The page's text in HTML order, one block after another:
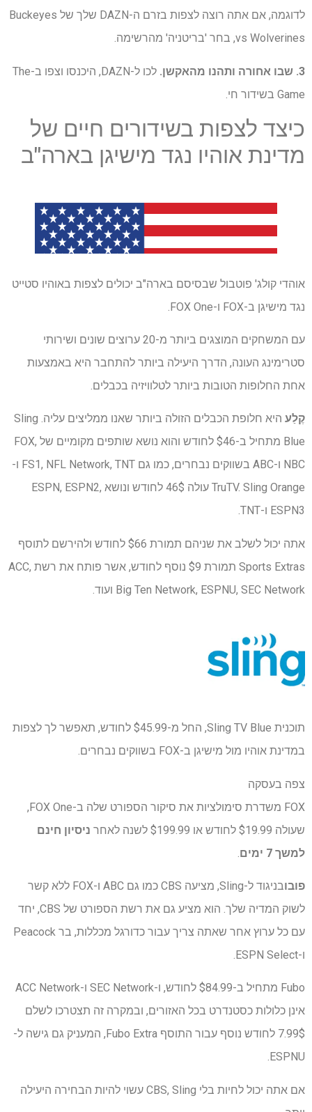
לדוגמה, אם אתה רוצה לצפות בזרם ה-DAZN שלך של Buckeyes
vs Wolverines, בחר 'בריטניה' מהרשימה.
3. שבו אחורה ותהנו מהאקשן.
לכו ל-DAZN, היכנסו וצפו ב-The
Game בשידור חי.
כיצד לצפות בשידורים חיים של
מדינת אוהיו נגד מישיגן בארה"ב
אוהדי קולג' פוטבול שבסיסם בארה"ב יכולים לצפות באוהיו סטייט
נגד מישיגן ב-FOX ו-FOX One.
עם המשחקים המוצגים ביותר מ-20 ערוצים שונים ושירותי
סטרימינג העונה, הדרך היעילה ביותר להתחבר היא באמצעות
אחת החלופות הטובות ביותר לטלוויזיה בכבלים.
קֶלַע
היא חלופת הכבלים הזולה ביותר שאנו ממליצים עליה. Sling
Blue מתחיל ב-$46 לחודש והוא נושא שותפים מקומיים של FOX,
NBC ו-ABC בשווקים נבחרים, כמו גם FS1, NFL Network, TNT ו-
TruTV. Sling Orange עולה 46$ לחודש ונושא ESPN, ESPN2,
ESPN3 ו-TNT.
אתה יכול לשלב את שניהם תמורת $66 לחודש ולהירשם לתוסף
Sports Extras תמורת $9 נוסף לחודש, אשר פותח את רשת ACC,
Big Ten Network, ESPNU, SEC Network ועוד.
תוכנית Sling TV Blue, החל מ-$45.99 לחודש, תאפשר לך לצפות
במדינת אוהיו מול מישיגן ב-FOX בשווקים נבחרים.
צפה בעסקה
FOX משדרת סימולציות את סיקור הספורט שלה ב-FOX One,
שעולה $19.99 לחודש או $199.99 לשנה לאחר
ניסיון חינם
למשך 7 ימים
פובו
בניגוד ל-Sling, מציעה CBS כמו גם ABC ו-FOX ללא קשר
לשוק המדיה שלך. הוא מציע גם את רשת הספורט של CBS, יחד
עם כל ערוץ אחר שאתה צריך עבור כדורגל מכללות, בר Peacock
ו-ESPN Select.
Fubo מתחיל ב-$84.99 לחודש, ו-SEC Network ו-ACC Network
אינן כלולות כסטנדרט בכל האזורים, ובמקרה זה תצטרכו לשלם
7.99$ לחודש נוסף עבור התוסף Fubo Extra, המעניק גם גישה ל-
ESPNU.
אם אתה יכול לחיות בלי CBS, Sling עשוי להיות הבחירה היעילה